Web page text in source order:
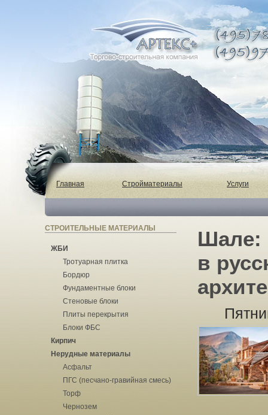
Главная Стройматериалы Услуги
СТРОИТЕЛЬНЫЕ МАТЕРИАЛЫ
ЖБИ
Тротуарная плитка
Бордюр
Фундаментные блоки
Стеновые блоки
Плиты перекрытия
Блоки ФБС
Кирпич
Нерудные материалы
Асфальт
ПГС (песчано-гравийная смесь)
Торф
Чернозем
Шале:
в